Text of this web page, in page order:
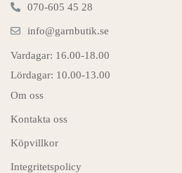
070-605 45 28
info@garnbutik.se
Vardagar: 16.00-18.00
Lördagar: 10.00-13.00
Om oss
Kontakta oss
Köpvillkor
Integritetspolicy